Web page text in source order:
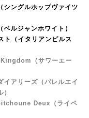
ングルホップヴァイツ
ルジャンホワイト）
ト
（イタリアンピルス
（サワーエー
アリーズ（バレルエイ
Deux （ライペ